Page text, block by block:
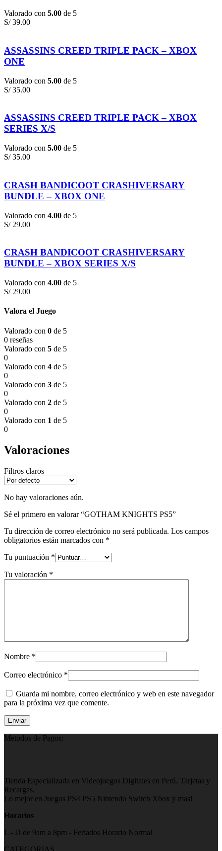
Valorado con 5.00 de 5
S/39.00
ASSASSINS CREED TRIPLE PACK – XBOX
ONE
Valorado con 5.00 de 5
S/35.00
ASSASSINS CREED TRIPLE PACK – XBOX
SERIES X/S
Valorado con 5.00 de 5
S/35.00
CRASH BANDICOOT CRASHIVERSARY
BUNDLE – XBOX ONE
Valorado con 4.00 de 5
S/29.00
CRASH BANDICOOT CRASHIVERSARY
BUNDLE – XBOX SERIES X/S
Valorado con 4.00 de 5
S/29.00
Valora el Juego
Valorado con 0 de 5
0 reseñas
Valorado con 5 de 5
0
Valorado con 4 de 5
0
Valorado con 3 de 5
0
Valorado con 2 de 5
0
Valorado con 1 de 5
0
Valoraciones
Filtros claros
No hay valoraciones aún.
Sé el primero en valorar “GOTHAM KNIGHTS PS5”
Tu dirección de correo electrónico no será publicada. Los campos
obligatorios están marcados con *
Tu puntuación *
Tu valoración *
Nombre *
Correo electrónico *
Guarda mi nombre, correo electrónico y web en este navegador
para la próxima vez que comente.
Metodos de Pagos:
Tienda Especializada en Videojuegos Digitales en Perú, Tarjetas y
Recargas.
Lo mejor en Juegos PS4 PS5 Nintendo Switch Xbox y mas!
Horarios
L - D de 9am a 8pm - Feriados Horario Normal